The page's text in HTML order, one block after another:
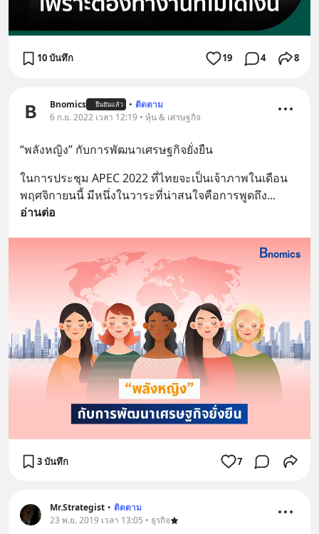
10 บันทึก 19 4 8
Bnomics ยืนยันแล้ว • ติดตาม
6 ก.ย. 2022 เวลา 12:19 • หุ้น & เศรษฐกิจ
“พลังหญิง” กับการพัฒนาเศรษฐกิจยั่งยืน
ในการประชุม APEC 2022 ที่ไทยจะเป็นเจ้าภาพในเดือน
พฤศจิกายนนี้ มีหนึ่งในวาระที่น่าสนใจคือการพูดถึง
อ่านต่อ
3 บันทึก 7
Mr.Strategist • ติดตาม
23 พ.ย. 2019 เวลา 13:05 • ธุรกิจ